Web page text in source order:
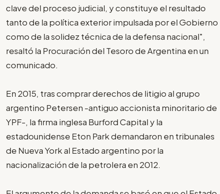
clave del proceso judicial, y constituye el resultado
tanto de la política exterior impulsada por el Gobierno
como de la solidez técnica de la defensa nacional",
resaltó la Procuración del Tesoro de Argentina en un
comunicado.
En 2015, tras comprar derechos de litigio al grupo
argentino Petersen -antiguo accionista minoritario de
YPF-, la firma inglesa Burford Capital y la
estadounidense Eton Park demandaron en tribunales
de Nueva York al Estado argentino por la
nacionalización de la petrolera en 2012.